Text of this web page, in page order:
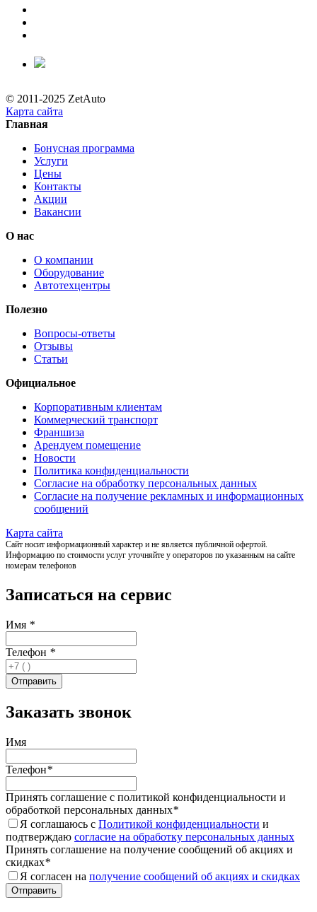
© 2011-2025 ZetAuto
Карта сайта
Главная
Бонусная программа
Услуги
Цены
Контакты
Акции
Вакансии
О нас
О компании
Оборудование
Автотехцентры
Полезно
Вопросы-ответы
Отзывы
Статьи
Официальное
Корпоративным клиентам
Коммерческий транспорт
Франшиза
Арендуем помещение
Новости
Политика конфиденциальности
Согласие на обработку персональных данных
Согласие на получение рекламных и информационных
сообщений
Карта сайта
Сайт носит информационный характер и не является публичной офертой.
Информацию по стоимости услуг уточняйте у операторов по указанным на сайте
номерам телефонов
Записаться на сервис
Имя *
Телефон *
Заказать звонок
Имя
Телефон*
Принять соглашение с политикой конфиденциальности и
обработкой персональных данных*
Я соглашаюсь с Политикой конфиденциальности и
подтверждаю согласие на обработку персональных данных
Принять соглашение на получение сообщений об акциях и
скидках*
Я согласен на получение сообщений об акциях и скидках